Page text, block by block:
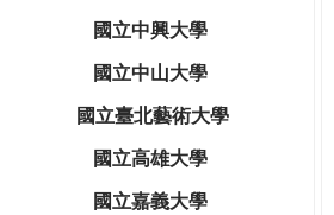
國立中興大學
國立中山大學
國立臺北藝術大學
國立高雄大學
國立嘉義大學